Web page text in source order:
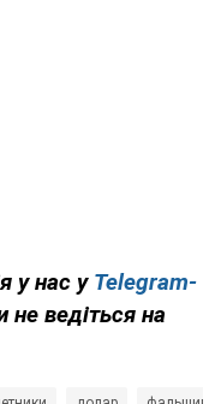
у нас у Telegram-
не ведіться на